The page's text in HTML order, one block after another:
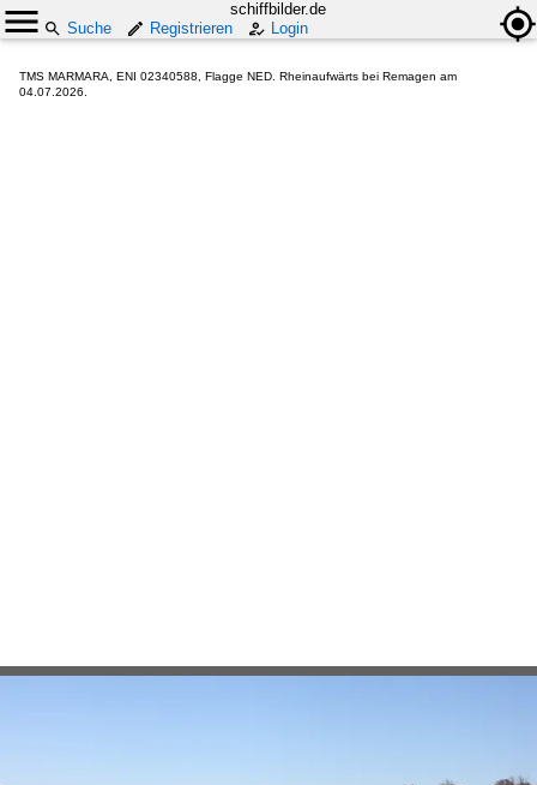
schiffbilder.de
Suche
Registrieren Login
TMS MARMARA, ENI 02340588, Flagge NED. Rheinaufwärts bei Remagen am
04.07.2026.